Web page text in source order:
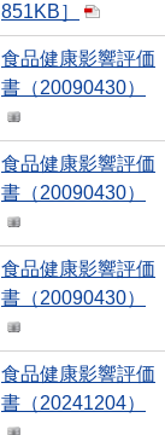
851KB］
食品健康影響評価
書（20090430）
食品健康影響評価
書（20090430）
食品健康影響評価
書（20090430）
食品健康影響評価
書（20241204）